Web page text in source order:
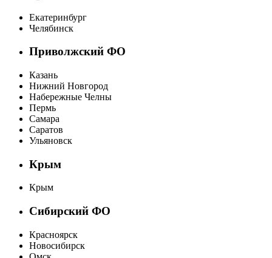
Екатеринбург
Челябинск
Приволжский ФО
Казань
Нижний Новгород
Набережные Челны
Пермь
Самара
Саратов
Ульяновск
Крым
Крым
Сибирский ФО
Красноярск
Новосибирск